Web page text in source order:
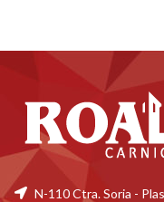
N-110 Ctra. Soria -